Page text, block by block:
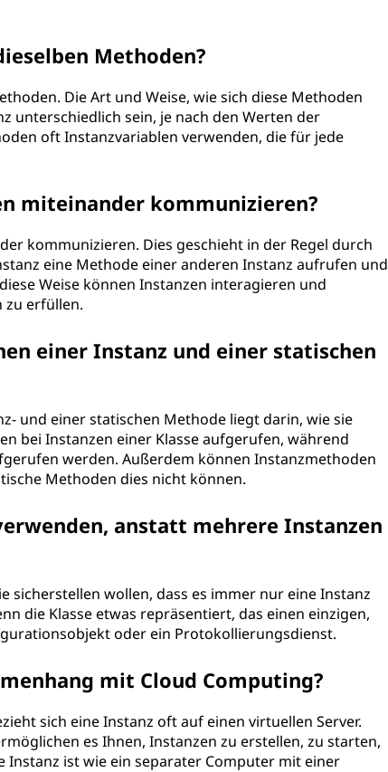
Methoden?
Die Art und Weise, wie sich diese Methoden
unterschiedlich sein, je nach den Werten der
oft Instanzvariablen verwenden, die für jede
miteinander kommunizieren?
kommunizieren. Dies geschieht in der Regel durch
eine Methode einer anderen Instanz aufrufen und
Weise können Instanzen interagieren und
zu erfüllen.
einer Instanz und einer statischen
und einer statischen Methode liegt darin, wie sie
bei Instanzen einer Klasse aufgerufen, während
werden. Außerdem können Instanzmethoden
Methoden dies nicht können.
anstatt mehrere Instanzen
sicherstellen wollen, dass es immer nur eine Instanz
die Klasse etwas repräsentiert, das einen einzigen,
oder ein Protokollierungsdienst.
mit Cloud Computing?
sich eine Instanz oft auf einen virtuellen Server.
es Ihnen, Instanzen zu erstellen, zu starten,
Instanz ist wie ein separater Computer mit einer